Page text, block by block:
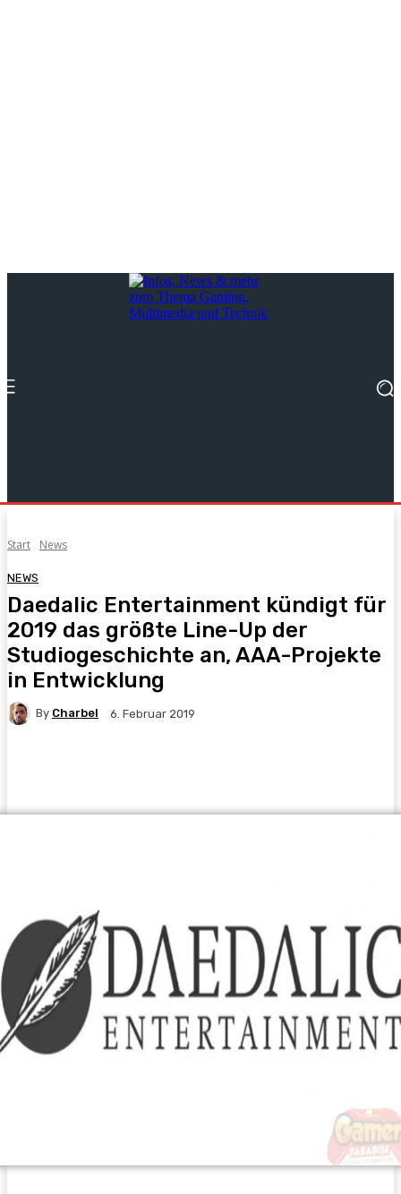
Start News
NEWS
Daedalic Entertainment kündigt für
2019 das größte Line-Up der
Studiogeschichte an, AAA-Projekte
in Entwicklung
By Charbel 6. Februar 2019